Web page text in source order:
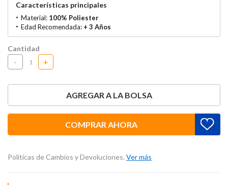
Características principales
Material: 100% Poliester
Edad Recomendada: + 3 Años
Cantidad
- +
AGREGAR A LA BOLSA
COMPRAR AHORA
Políticas de Cambios y Devoluciones. Ver más